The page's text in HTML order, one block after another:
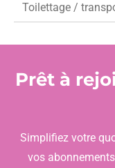
Toilettage /
Prêt à
Simplifiez votre
vos